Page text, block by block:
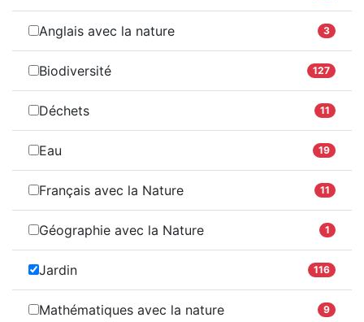
Anglais avec la nature 3
Biodiversité 127
Déchets 11
Eau 19
Français avec la Nature 11
Géographie avec la Nature 1
Jardin 116
Mathématiques avec la nature 9